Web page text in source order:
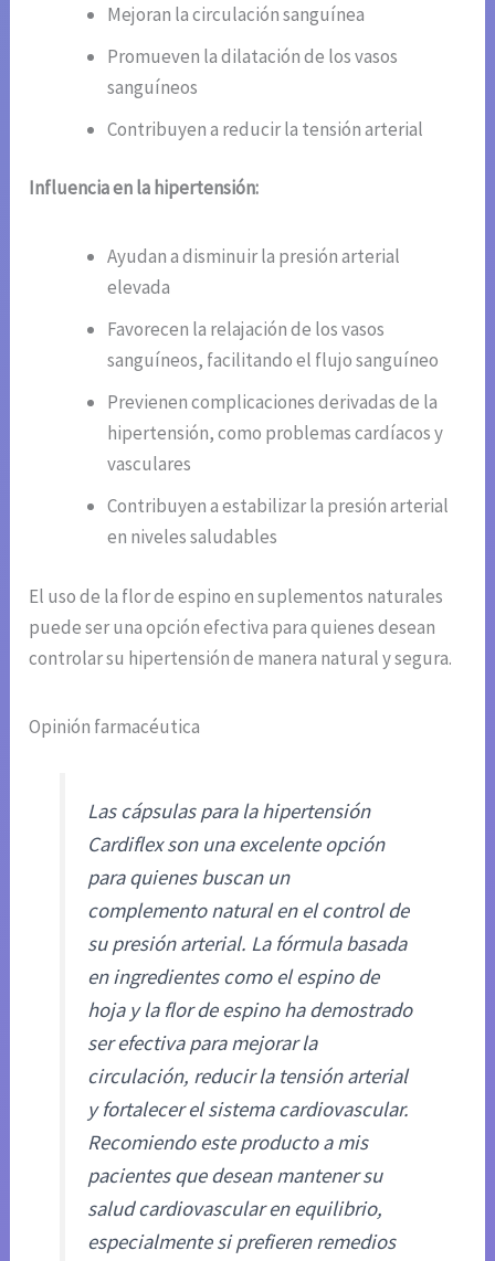
Mejoran la circulación sanguínea
Promueven la dilatación de los vasos
sanguíneos
Contribuyen a reducir la tensión arterial
Influencia en la hipertensión:
Ayudan a disminuir la presión arterial
elevada
Favorecen la relajación de los vasos
sanguíneos, facilitando el flujo sanguíneo
Previenen complicaciones derivadas de la
hipertensión, como problemas cardíacos y
vasculares
Contribuyen a estabilizar la presión arterial
en niveles saludables
El uso de la flor de espino en suplementos naturales
puede ser una opción efectiva para quienes desean
controlar su hipertensión de manera natural y segura.
Opinión farmacéutica
Las cápsulas para la hipertensión
Cardiflex son una excelente opción
para quienes buscan un
complemento natural en el control de
su presión arterial. La fórmula basada
en ingredientes como el espino de
hoja y la flor de espino ha demostrado
ser efectiva para mejorar la
circulación, reducir la tensión arterial
y fortalecer el sistema cardiovascular.
Recomiendo este producto a mis
pacientes que desean mantener su
salud cardiovascular en equilibrio,
especialmente si prefieren remedios